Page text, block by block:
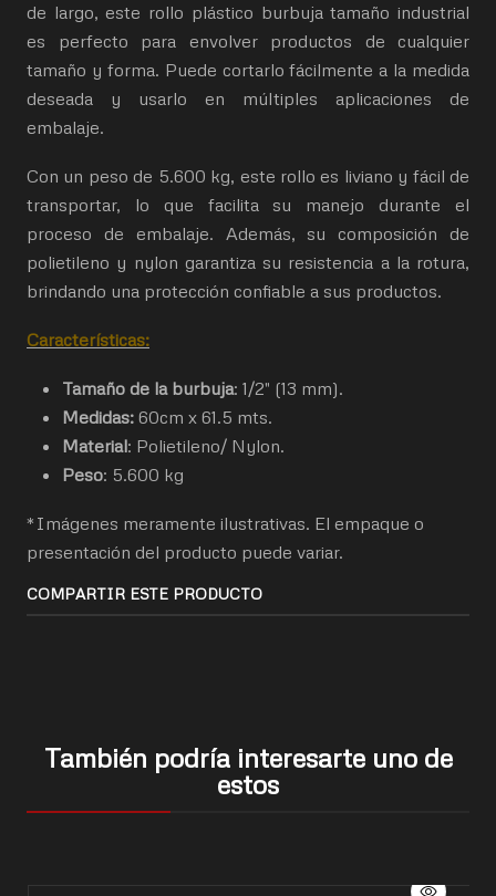
de largo, este rollo plástico burbuja tamaño industrial
es perfecto para envolver productos de cualquier
tamaño y forma. Puede cortarlo fácilmente a la medida
deseada y usarlo en múltiples aplicaciones de
embalaje.
Con un peso de 5.600 kg, este rollo es liviano y fácil de
transportar, lo que facilita su manejo durante el
proceso de embalaje. Además, su composición de
polietileno y nylon garantiza su resistencia a la rotura,
brindando una protección confiable a sus productos.
Características:
Tamaño de la burbuja: 1/2" (13 mm).
Medidas: 60cm x 61.5 mts.
Material: Polietileno/ Nylon.
Peso: 5.600 kg
*Imágenes meramente ilustrativas. El empaque o
presentación del producto puede variar.
COMPARTIR ESTE PRODUCTO
También podría interesarte uno de
estos